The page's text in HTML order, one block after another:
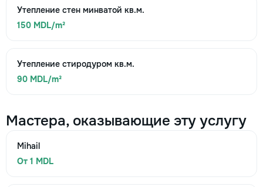
Утепление стен минватой кв.м.
150 MDL/m²
Утепление стиродуром кв.м.
90 MDL/m²
Мастера, оказывающие эту услугу
Mihail
От 1 MDL